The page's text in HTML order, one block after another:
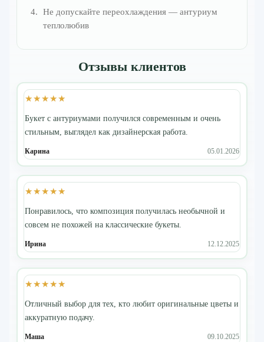
Не допускайте переохлаждения — антуриум
теплолюбив
Отзывы клиентов
★★★★★
Букет с антуриумами получился современным и очень
стильным, выглядел как дизайнерская работа.
Карина 05.01.2026
★★★★★
Понравилось, что композиция получилась необычной и
совсем не похожей на классические букеты.
Ирина 12.12.2025
★★★★★
Отличный выбор для тех, кто любит оригинальные цветы и
аккуратную подачу.
Маша 09.10.2025